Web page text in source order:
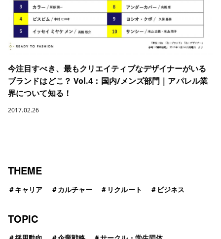
今注目すべき、最もクリエイティブなデザイナーがいる
ブランドはどこ？ Vol.4：国内/メンズ部門｜アパレル業
界について知る！
2017.02.26
THEME
＃キャリア ＃カルチャー ＃ リクルート ＃ ビジネス
TOPIC